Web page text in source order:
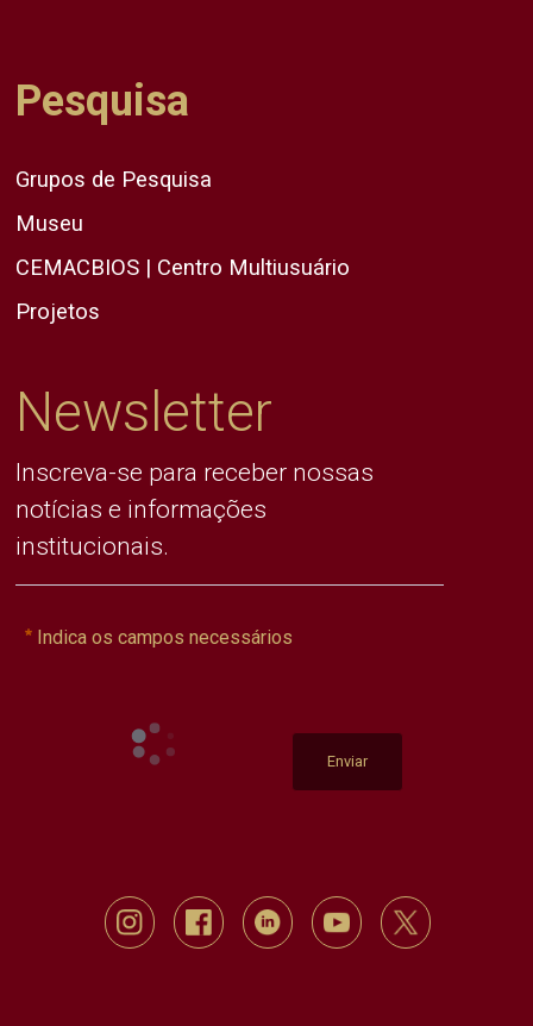
Pesquisa
Grupos de Pesquisa
Museu
CEMACBIOS | Centro Multiusuário
Projetos
Newsletter
Inscreva-se para receber nossas
notícias e informações
institucionais.
Indica os campos necessários
Enviar